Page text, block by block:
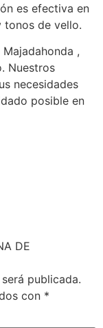
es efectiva en
tonos de vello.
,
Nuestros
necesidades
posible en
DE
publicada.
con *